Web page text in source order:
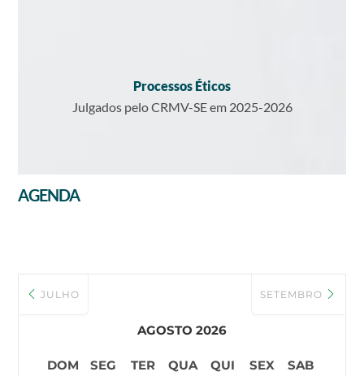
Processos Éticos
Julgados pelo CRMV-SE em 2025-2026
AGENDA
JULHO
AGOSTO 2026
SETEMBRO
DOM SEG TER QUA QUI SEX SAB